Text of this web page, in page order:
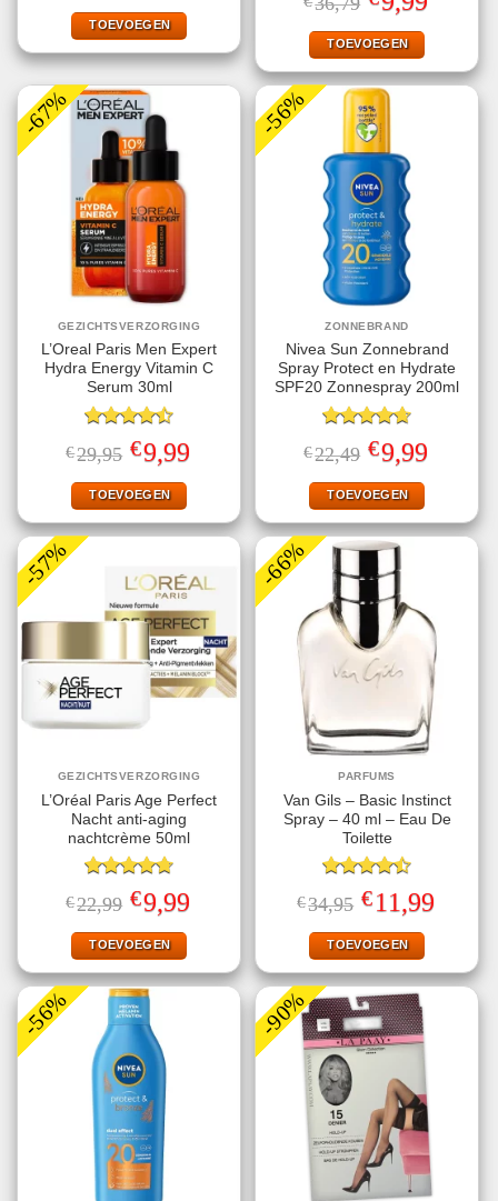
was:
€24,95.
TOEVOEGEN
4.78uit 5
prijs
was:
€36,79.
prijs
TOEVOEGEN
-67%
GEZICHTSVERZORGING
L’Oreal Paris Men Expert
Hydra Energy Vitamin C
Serum 30ml
Gewaardeerd
4.50uit 5
€29,95 Oorspronkelijke
prijs
was:
€29,95.
€9,99Huidige
prijs
TOEVOEGEN
-56%
ZONNEBRAND
Nivea Sun Zonnebrand
Spray Protect en Hydrate
SPF20 Zonnespray 200ml
Gewaardeerd
4.67uit 5
€22,49 Oorspronkelijke
prijs
was:
€22,49.
€9,99Huidige
prijs
TOEVOEGEN
-57%
GEZICHTSVERZORGING
L’Oréal Paris Age Perfect
Nacht anti-aging
nachtcrème 50ml
Gewaardeerd
4.75uit 5
€22,99 Oorspronkelijke
prijs
was:
€22,99.
€9,99Huidige
prijs
TOEVOEGEN
-66%
PARFUMS
Van Gils – Basic Instinct
Spray – 40 ml – Eau De
Toilette
Gewaardeerd
4.50uit 5
€34,95 Oorspronkelijke
prijs
was:
€34,95.
€11,99Huidige
prijs
TOEVOEGEN
-56% -90%